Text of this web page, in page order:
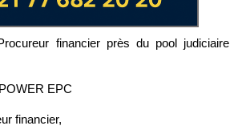
EPC
financier,